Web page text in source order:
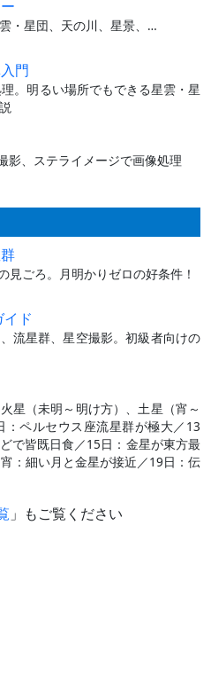
・星団、天の川、星景、…
門
。明るい場所でもできる星雲・星
影、ステライメージで画像処理
見ごろ。月明かりゼロの好条件！
ド
流星群、星空撮影。初級者向けの
星（未明～明け方）、土星（宵～
：ペルセウス座流星群が極大／13
で皆既日食／15日：金星が東方最
：細い月と金星が接近／19日：伝
」もご覧ください